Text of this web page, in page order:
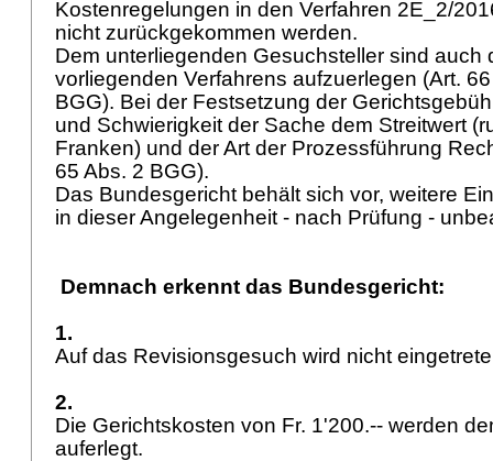
Kostenregelungen in den Verfahren 2E_2/
nicht zurückgekommen werden.
Dem unterliegenden Gesuchsteller sind auch
vorliegenden Verfahrens aufzuerlegen (Art.
BGG). Bei der Festsetzung der
und Schwierigkeit der Sache dem Streitwert
Franken) und der Art der Prozessführung
65 Abs. 2 BGG).
Das Bundesgericht behält sich vor, weitere
in dieser Angelegenheit - nach Prüfung -
Demnach erkennt das Bundesgericht:
1.
Auf das Revisionsgesuch wird nicht
2.
Die Gerichtskosten von Fr. 1'200.-- werden
auferlegt.